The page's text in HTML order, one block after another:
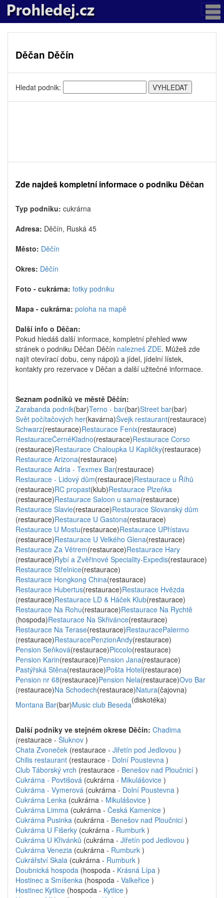
Děčan Děčín
Hledat podnik:
Zde najdeš kompletní informace o podniku Děčan
Typ podniku: cukrárna
Adresa: Děčín, Ruská 45
Město: Děčín
Okres: Děčín
Foto - cukrárna: fotky podniku
Mapa - cukrárna: poloha na mapě
Další info o Děčan:
Pokud hledáš další informace, kompletní přehled www
stránek o podniku Děčan Děčín nalezneš ZDE. Můžeš zde
najít otevírací dobu, ceny nápojů a jídel, jídelní lístek,
kontakty pro rezervace v Děčan a další užitečné informace.
Seznam podniků ve městě Děčín:
Zarabanda podnik(bar)Terno - bar(bar)Street bar(bar)
Svět počítačových her(kavárna)Švejk restaurant(restaurace)
Schwarz(restaurace)Restaurace Fenix(restaurace)
RestauraceČernéKladno(restaurace)Restaurace Corso
(restaurace)Restaurace Chaloupka U Kapličky(restaurace)
Restaurace Arizona(restaurace)
Restaurace Adria - Texmex Bar(restaurace)
Restaurace - Lidový dům(restaurace)Restaurace u Říhů
(restaurace)RC propast(klub)Restaurace Plzeňka
(restaurace)Restaurace Saloon u sama(restaurace)
Restaurace Slavie(restaurace)Restaurace Slovanský dům
(restaurace)Restaurace U Gastona(restaurace)
Restaurace U Mostu(restaurace)Restaurace UPřístavu
(restaurace)Restaurace U Velkého Glena(restaurace)
Restaurace Za Větrem(restaurace)Restaurace Hary
(restaurace)Rybí a Zvěřinové Speciality-Expedis(restaurace)
Restaurace Střelnice(restaurace)
Restaurace Hongkong China(restaurace)
Restaurace Hubertus(restaurace)Restaurace Hvězda
(restaurace)Restaurace LD & Háček Klub(restaurace)
Restaurace Na Rohu(restaurace)Restaurace Na Rychtě
(hospoda)Restaurace Na Skřivánce(restaurace)
Restaurace Na Terase(restaurace)RestauracePalermo
(restaurace)RestauracePenzionAndy(restaurace)
Pension Seňková(restaurace)Piccolo(restaurace)
Pension Karin(restaurace)Pension Jana(restaurace)
Pastýřská Stěna(restaurace)Pošta Hotel(restaurace)
Pension nr 68(restaurace)Pension Nela(restaurace)Ovo Bar
(restaurace)Na Schodech(restaurace)Natura(čajovna)
Montana Bar(bar)Music club Beseda(diskotéka)
Další podniky ve stejném okrese Děčín: Chadima
(restaurace - Šluknov )
Chata Zvoneček (restaurace - Jiřetín pod Jedlovou )
Chilis restaurant (restaurace - Dolní Poustevna )
Club Táborský vrch (restaurace - Benešov nad Ploučnicí )
Cukrárna - Povtišová (cukrárna - Mikulášovice )
Cukrárna - Vymerová (cukrárna - Dolní Poustevna )
Cukrárna Lenka (cukrárna - Mikulášovice )
Cukrárna Limma (cukrárna - Česká Kamenice )
Cukrárna Pusinka (cukrárna - Benešov nad Ploučnicí )
Cukrárna U Fišerky (cukrárna - Rumburk )
Cukrárna U Křivánků (cukrárna - Jiřetín pod Jedlovou )
Cukrárna Venezia (cukrárna - Rumburk )
Cukrářství Skala (cukrárna - Rumburk )
Doubnická hospoda (hospoda - Krásná Lípa )
Hostinec a Smíšenka (hospoda - Valkeřice )
Hostinec Kytlice (hospoda - Kytlice )